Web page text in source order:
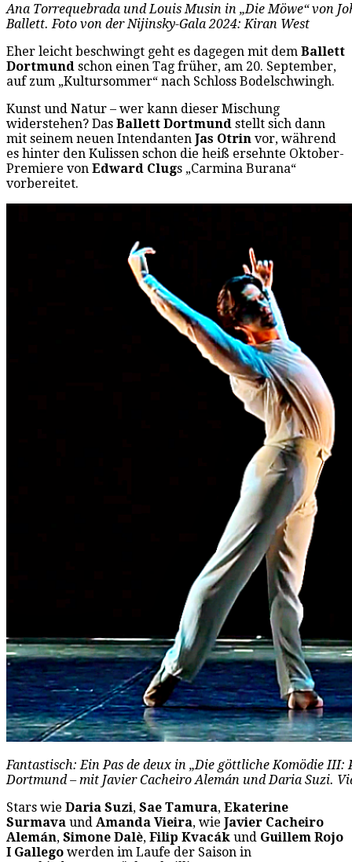
Ana Torrequebrada und Louis Musin in „Die Möwe“ von
Ballett. Foto von der Nijinsky-Gala 2024: Kiran West
Eher leicht beschwingt geht es dagegen mit dem Ballett
Dortmund schon einen Tag früher, am 20. September,
auf zum „Kultursommer“ nach Schloss Bodelschwingh.
Kunst und Natur – wer kann dieser Mischung
widerstehen? Das Ballett Dortmund stellt sich dann
mit seinem neuen Intendanten Jas Otrin vor, während
es hinter den Kulissen schon die heiß ersehnte Oktober-
Premiere von Edward Clugs „Carmina Burana“
vorbereitet.
Fantastisch: Ein Pas de deux in „Die göttliche Komödie
Dortmund – mit Javier Cacheiro Alemán und Daria Suzi.
Stars wie Daria Suzi, Sae Tamura, Ekaterine
Surmava und Amanda Vieira, wie Javier Cacheiro
Alemán, Simone Dalè, Filip Kvacák und Guillem Rojo
I Gallego werden im Laufe der Saison in